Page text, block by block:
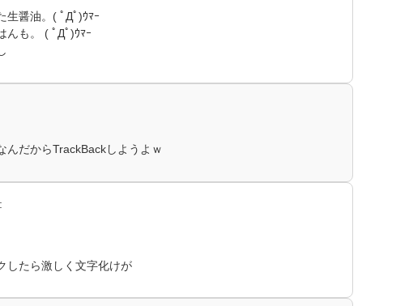
生醤油。( ﾟДﾟ)ｳﾏｰ
んも。 ( ﾟДﾟ)ｳﾏｰ
んだからTrackBackしようよｗ
したら激しく文字化けが